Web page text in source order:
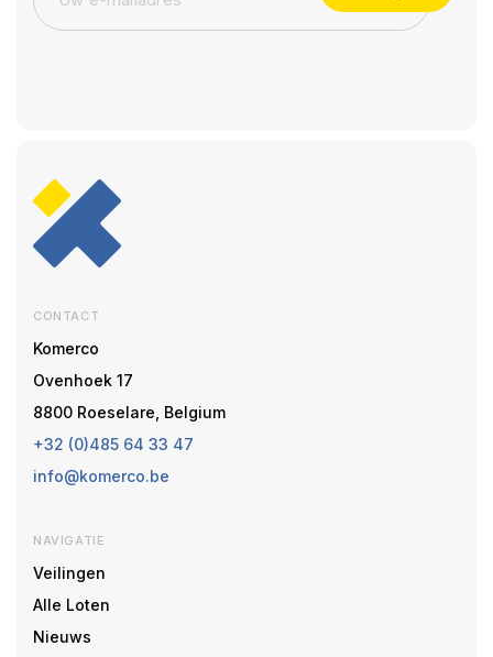
CONTACT
Komerco
Ovenhoek 17
8800 Roeselare, Belgium
+32 (0)485 64 33 47
info@komerco.be
NAVIGATIE
Veilingen
Alle Loten
Nieuws